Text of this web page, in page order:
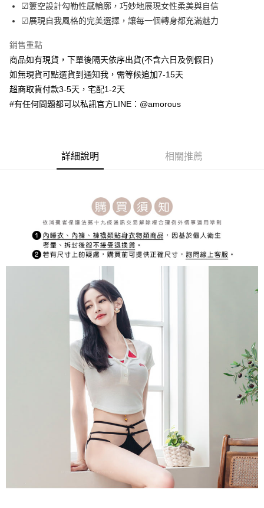
街口支付
運送方式
全家取貨付款
每筆NT$70，滿NT$699(含以上)免運費
每筆NT$70，滿NT$699(含以上)免運費
每筆NT$70，滿NT$699(含以上)免運費
每筆NT$150
☑簍空設計勾勒性感輪廓，巧妙地展現女性柔美與自信
☑展現自我風格的完美選擇，讓每一個轉身都充滿魅力
銷售重點
商品如有現貨，下單後隔天依序出貨(不含六日及例假日)
如無現貨可點選貨到通知我，需等候追加7-15天
超商取貨付款3-5天，宅配1-2天
#有任何問題都可以私訊官方LINE：@amorous
詳細說明 相關推薦